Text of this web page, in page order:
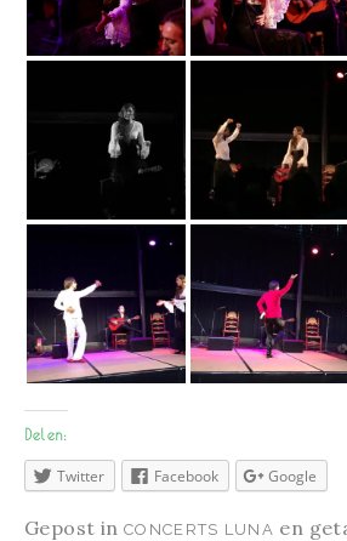
Delen:
Twitter Facebook Google
Gepost in CONCERTS LUNA en